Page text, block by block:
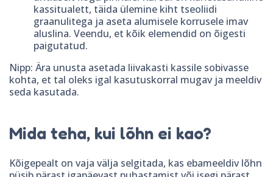
kassitualett, täida ülemine kiht tseoliidi
graanulitega ja aseta alumisele korrusele imav
aluslina. Veendu, et kõik elemendid on õigesti
paigutatud.
Nipp: Ära unusta asetada liivakasti kassile sobivasse
kohta, et tal oleks igal kasutuskorral mugav ja meeldiv
seda kasutada.
Mida teha, kui lõhn ei kao?
Kõigepealt on vaja välja selgitada, kas ebameeldiv lõhn